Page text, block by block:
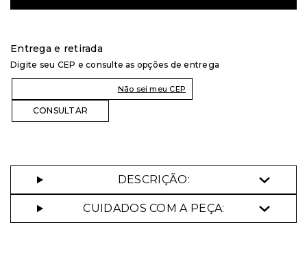
Entrega e retirada
Digite seu CEP e consulte as opções de entrega
Não sei meu CEP
DESCRIÇÃO:
CUIDADOS COM A PEÇA: